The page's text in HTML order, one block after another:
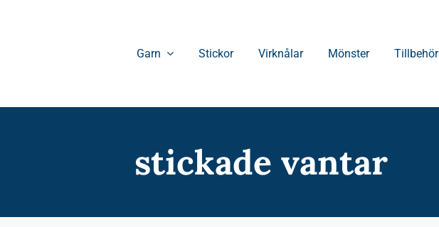
Garn Stickor Virknålar Mönster Tillbehör
stickade vantar